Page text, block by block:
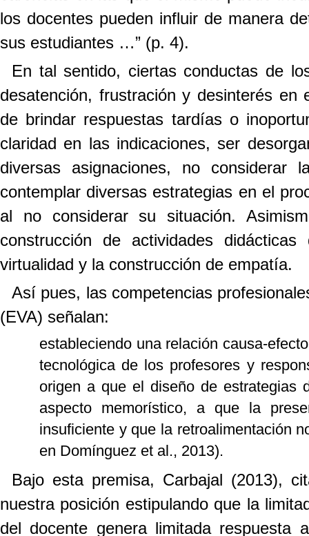
los docentes pueden influir de manera
sus estudiantes …” (p. 4).
En tal sentido, ciertas conductas de
desatención, frustración y desinterés
de brindar respuestas tardías o
claridad en las indicaciones, ser
diversas asignaciones, no considerar
contemplar diversas estrategias en el
al no considerar su situación.
construcción de actividades
virtualidad y la construcción de empatía.
Así pues, las competencias
(EVA) señalan:
estableciendo una relación causa-
tecnológica de los profesores y
origen a que el diseño de estrategias
aspecto memorístico,
a que la
insuficiente y que la retroalimentación
en Domínguez et al., 2013).
Bajo esta premisa, Carbajal (2013),
nuestra posición estipulando que la
del docente genera limitada respuesta